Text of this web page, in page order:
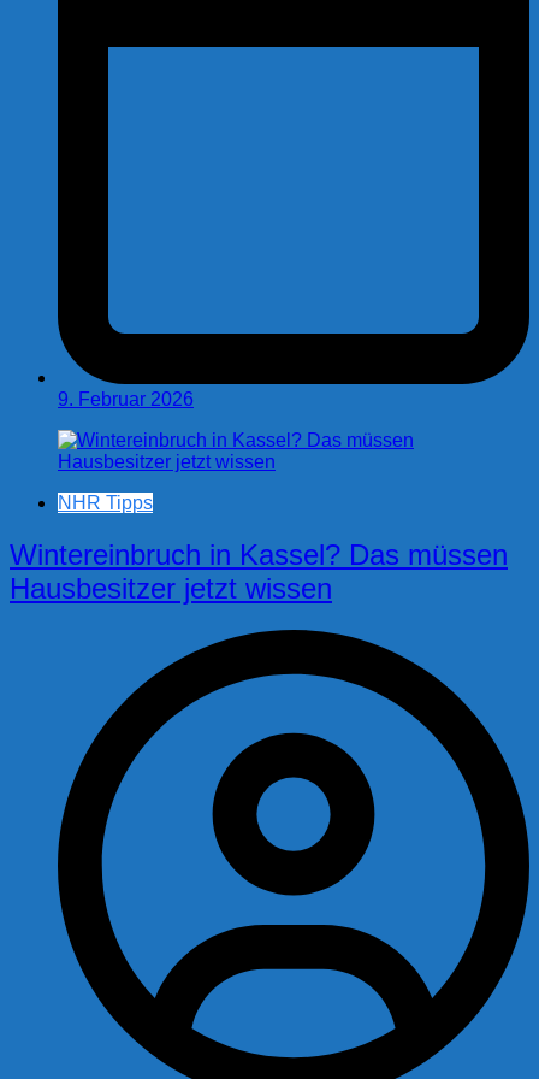
9. Februar 2026
NHR Tipps
Wintereinbruch in Kassel? Das müssen
Hausbesitzer jetzt wissen